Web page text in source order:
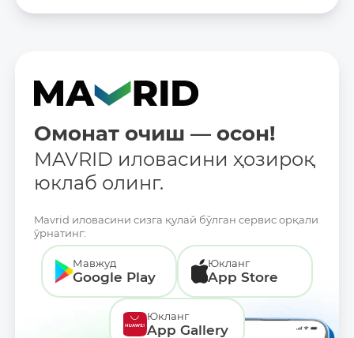
Омонат очиш — осон!
MAVRID иловасини ҳозироқ
юклаб олинг.
Mavrid иловасини сизга қулай бўлган сервис орқали
ўрнатинг:
Мавжуд
Google Play
Юкланг
App Store
Юкланг
App Gallery